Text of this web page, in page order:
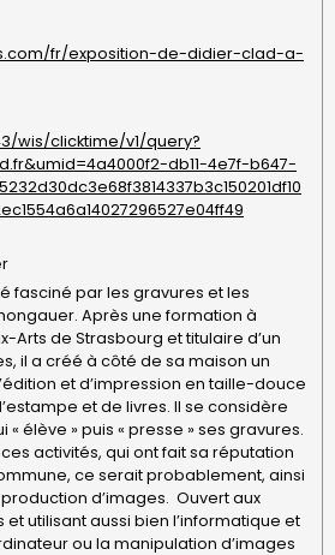
fr/exposition-de-didier-clad-a-
wis/clicktime/v1/query?
db11-4e7f-b647-
fasciné par les gravures et les
Après une formation à
Arts de Strasbourg et titulaire d’un
il a créé à côté de sa maison un
et d’impression en taille-douce
et de livres. Il se considère
élève » puis « presse » ses gravures.
activités, qui ont fait sa réputation
ce serait probablement, ainsi
d’images. Ouvert aux
utilisant aussi bien l’informatique et
ou la manipulation d’images